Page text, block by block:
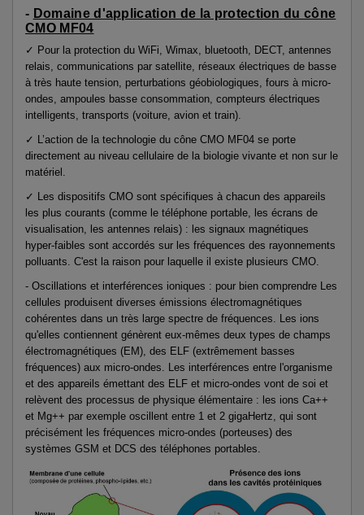
- Domaine d'application de la protection du cône
CMO MF04
✓ Pour la protection du WiFi, Wimax, bluetooth, DECT, antennes
relais, communications par satellite, réseaux électriques de basse
à très haute tension, perturbations géobiologiques, fours à micro-
ondes, ampoules basse consommation, compteurs électriques
intelligents, transports (voiture, avion et train).
✓ L’action de la technologie du cône CMO MF04 se porte
directement au niveau cellulaire de la biologie vivante et non sur le
matériel.
✓ Les dispositifs CMO sont spécifiques à chacun des appareils
les plus courants (comme le téléphone portable, les écrans de
visualisation, les antennes relais) : les signaux magnétiques
hyper-faibles sont accordés sur les fréquences des rayonnements
polluants. C'est la raison pour laquelle il existe plusieurs CMO.
- Oscillations et interférences ioniques : pour bien comprendre Les
cellules produisent diverses émissions électromagnétiques
cohérentes dans un très large spectre de fréquences. Les ions
qu'elles contiennent génèrent eux-mêmes deux types de champs
électromagnétiques (EM), des ELF (extrêmement basses
fréquences) aux micro-ondes. Les interférences entre l'organisme
et des appareils émettant des ELF et micro-ondes vont de soi et
relèvent des processus de physique élémentaire : les ions Ca++
et Mg++ par exemple oscillent entre 1 et 2 gigaHertz, qui sont
précisément les fréquences micro-ondes (porteuses) des
systèmes GSM et DCS des téléphones portables.